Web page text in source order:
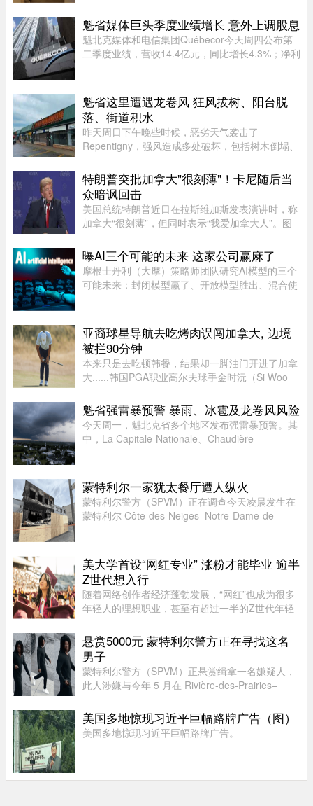
批年轻人围观、起哄和拍摄，却迟迟没有人上前制
止。据CTV新闻报道，事件发 ...
魁省媒体巨头季度业绩增长 意外上调股息
魁北克媒体和电信集团Québecor今天周四公布第
二季度业绩，营收14.4亿元，同比增长4.3%；净利
4%至12.3亿元，过去一年新增2 ...
魁省这里遭遇龙卷风 狂风拔树、阳台脱
落、街道积水
昨天周日下午晚些时候，恶劣天气袭击了
Repentigny，强风造成多处破坏，包括树木倒塌、
体上的多个现场影像，怀疑当地可能出现“一场小
型龙卷风”，但目前尚无法正式确认 ...
特朗普突批加拿大"很刻薄"！卡尼随后当
众暗讽回击
美国总统特朗普近日在拉斯维加斯发表演讲时，称
加拿大“很刻薄”，但同时表示“我爱加拿大人”。图
Casino Resort Spa 发表演讲，宣传华盛顿的经济
议程。他在发言中谈到 ...
曝AI三个可能的未来 这家公司赢麻了
摩根士丹利（大摩）策略师团队研究AI模型的三个
可能未来：封闭模型赢了、开放模型胜出、混合使
布的分析研究，指出AI市场 ...
亚裔球星导航去吃烤肉误闯加拿大, 边境
被拦90分钟
本来只是去吃顿韩餐，结果却一脚油门开进了加拿
大......韩国PGA职业高尔夫球手金时沅（Si Woo
着Google Maps导航去吃饭，结果一路从美国底特
律直接开进了加拿大，最后因 ...
魁省强雷暴预警 暴雨、冰雹及龙卷风风险
今天周一，魁北克省多个地区发布强雷暴预警。其
中，La Capitale-Nationale、Chaudière-
醒：“今天下午至今晚，天气条件有 ...
蒙特利尔一家犹太餐厅遭人纵火
蒙特利尔警方（SPVM）正在调查今天凌晨发生在
蒙特利尔 Côte-des-Neiges–Notre-Dame-de-
正式启动刑事调查。蒙特利尔警 ...
美大学首设“网红专业” 涨粉才能毕业 逾半
Z世代想入行
随着网络创作者经济蓬勃发展，“网红”也成为很多
年轻人的理想职业，甚至有超过一半的Z世代年轻
学位，教学生如何创造具有更强影响力的内容并完
成变现。这就是美国亚利 ...
悬赏5000元 蒙特利尔警方正在寻找这名
男子
蒙特利尔警方（SPVM）正悬赏缉拿一名嫌疑人，
此人涉嫌与今年 5 月在 Rivière-des-Prairies–
关。警方呼吁公众协助确认嫌犯身份。据描述，嫌
犯为一名黑人男性，身高在 ...
美国多地惊现习近平巨幅路牌广告（图）
美国多地惊现习近平巨幅路牌广告。